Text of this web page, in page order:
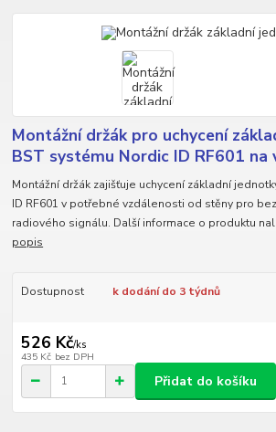
Montážní držák pro uchycení
BST systému Nordic ID RF601 na
Montážní držák zajišťuje uchycení základní
ID RF601 v potřebné vzdálenosti od stěny pro
radiového signálu. Další informace o produktu
popis
Dostupnost k dodání do 3 týdnů
526 Kč/ks
435 Kč bez DPH
Přidat do košíku